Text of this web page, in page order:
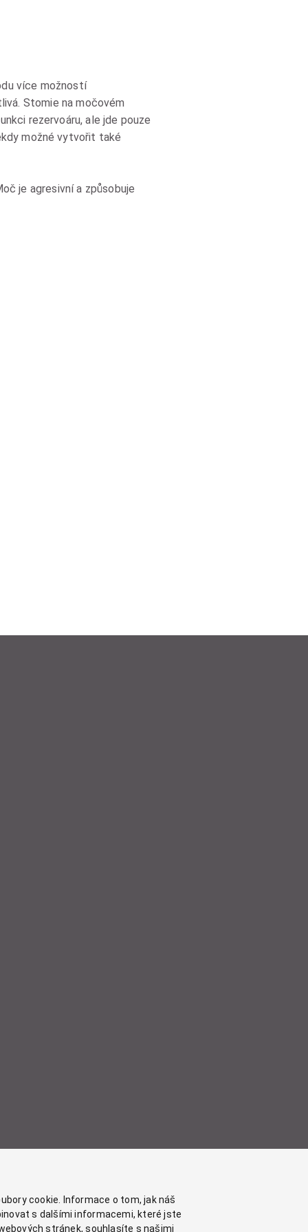
cookie. Informace o tom, jak náš
s dalšími informacemi, které jste
stránek, souhlasíte s našimi
více možností
Stomie na močovém
rezervoáru, ale jde pouze
možné vytvořit také
je agresivní a způsobuje